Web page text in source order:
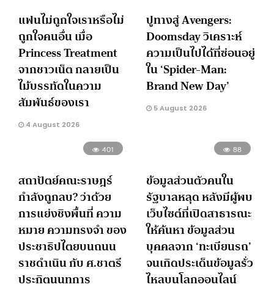
แฟนไม่ถูกใจเราหรือไม่
ถูกใจคนอื่น เมื่อ
Princess Treatment
จากชาวเน็ต กลายเป็น
ไม้บรรทัดในความ
สัมพันธ์ของเรา
4 August 2026
ปูทางสู่ Avengers:
Doomsday วิเคราะห์
ความเป็นไปได้ที่ซ่อนอยู่
ใน ‘Spider-Man:
Brand New Day’
5 August 2026
401
สถาปัตย์คณะราษฎร์
กำลังถูกลบ? ว่าด้วย
การแย่งชิงพื้นที่ ความ
หมาย ความทรงจำ ของ
ประชาธิปไตยบนถนน
ราชดำเนิน กับ ศ.ชาตรี
ประกิตนนทการ
88
ข้อมูลส่วนตัวคนใน
รัฐบาลหลุด หลังมีผู้พบ
เว็บไซต์ที่เปิดสาธารณะ
ให้ค้นหา ข้อมูลส่วน
บุคคลจาก ‘ทะเบียนรถ’
จนเกิดประเด็นข้อมูลรั่ว
ไหลบนโลกออนไลน์